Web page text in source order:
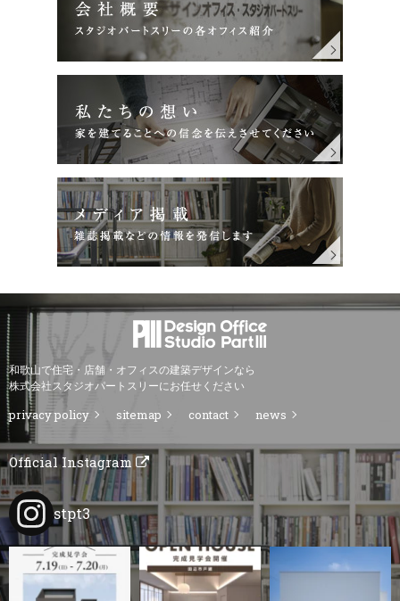
和歌山で住宅・店舗・オフィスの建築デザインなら
株式会社スタジオパートスリーにお任せください
privacy policy sitemap contact news
Official Instagram
stpt3